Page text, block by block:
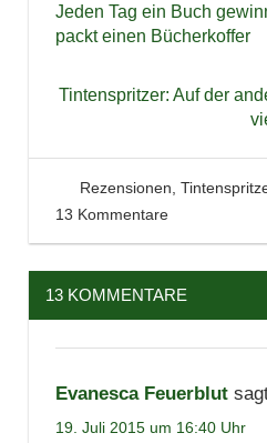
Krimi
Literatur
Reihenfolge
Rezension
Serie
Jeden Tag ein Buch
packt einen Bücherkoffer
Tintenspritzer: Auf der
12. Juli 2012
Tintenhain
Rezensionen ,
13 Kommentare
13 KOMMENTARE
Evanesca Feuerblut
19. Juli 2015 um 16:40 Uhr